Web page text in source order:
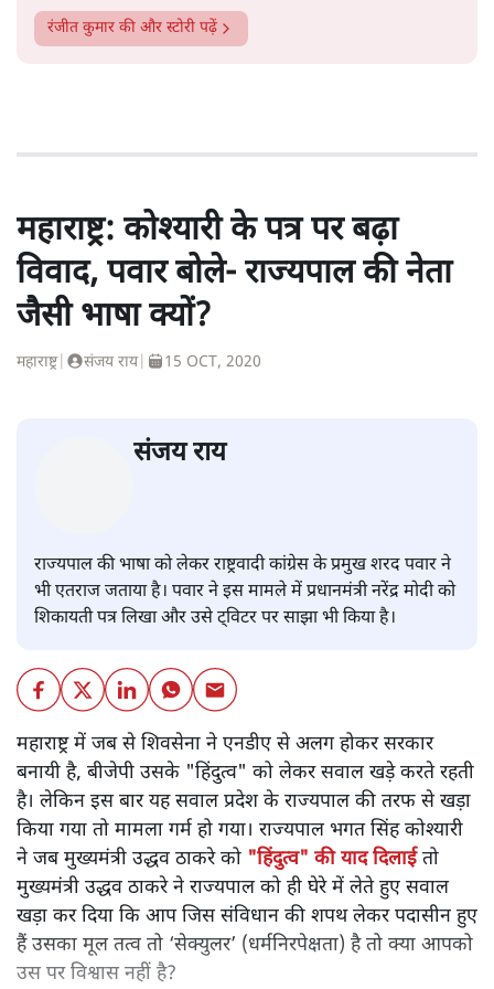
रंजीत कुमार देश के मशहूर रक्षा विशेषज्ञ हैं।
रंजीत कुमार की और स्टोरी पढ़ें
जैसी भाषा क्यों?
महाराष्ट्र| संजय राय| 15 OCT, 2020
संजय राय
राज्यपाल की भाषा को लेकर राष्ट्रवादी कांग्रेस के प्रमुख शरद पवार ने
भी एतराज जताया है। पवार ने इस मामले में प्रधानमंत्री नरेंद्र मोदी को
शिकायती पत्र लिखा और उसे ट्विटर पर साझा भी किया है।